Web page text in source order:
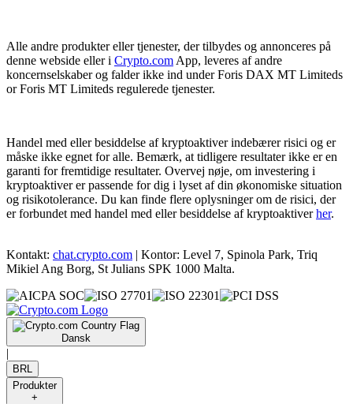
Alle andre produkter eller tjenester, der tilbydes og annonceres på
denne webside eller i Crypto.com App, leveres af andre
koncernselskaber og falder ikke ind under Foris DAX MT Limiteds
or Foris MT Limiteds regulerede tjenester.
Handel med eller besiddelse af kryptoaktiver indebærer risici og er
måske ikke egnet for alle. Bemærk, at tidligere resultater ikke er en
garanti for fremtidige resultater. Overvej nøje, om investering i
kryptoaktiver er passende for dig i lyset af din økonomiske situation
og risikotolerance. Du kan finde flere oplysninger om de risici, der
er forbundet med handel med eller besiddelse af kryptoaktiverher.
Kontakt: chat.crypto.com | Kontor: Level 7, Spinola Park, Triq
Mikiel Ang Borg, St Julians SPK 1000 Malta.
Dansk
|
BRL
Produkter
+